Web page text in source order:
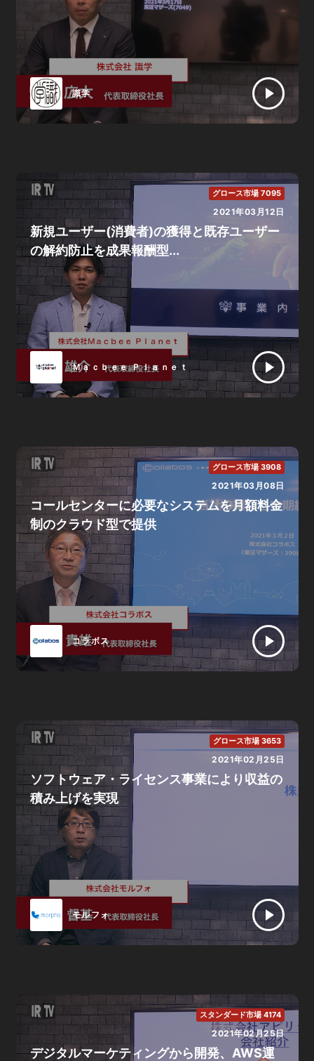
識学
グロース市場 7095
2021年03月12日
Ｍａｃｂｅｅ Ｐｌａｎｅｔ
新規ユーザー(消費者)の獲得と既存ユーザー
の解約防止を成果報酬型...
グロース市場 3908
2021年03月08日
コラボス
コールセンターに必要なシステムを月額料金
制のクラウド型で提供
グロース市場 3653
2021年02月25日
モルフォ
ソフトウェア・ライセンス事業により収益の
積み上げを実現
スタンダード市場 4174
2021年02月25日
デジタルマーケティングから開発、AWS運